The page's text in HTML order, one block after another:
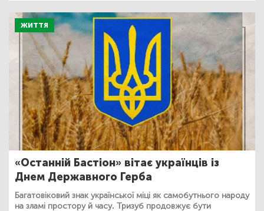
ЖИТТЯ
«Останній Бастіон» вітає українців із
Днем Державного Герба
Багатовіковий знак української міці як самобутнього народу
на зламі простору й часу. Тризуб продовжує бути